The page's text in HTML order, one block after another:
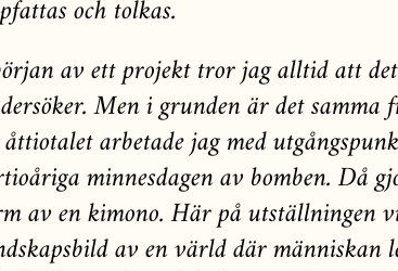
och tolkas.
av ett projekt tror jag alltid att
Men i grunden är det samma
åttiotalet arbetade jag med
minnesdagen av bomben. Då
av en kimono. Här på utställningen
av en värld där människan